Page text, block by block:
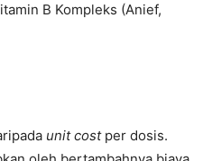
B Kompleks (Anief,
unit cost per dosis.